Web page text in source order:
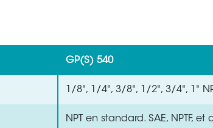
GP(S) 540
1/8", 1/4", 3/8", 1/2", 3/4", 1"
NPT en standard. SAE, NPTF,